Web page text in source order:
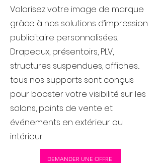
Valorisez votre image de marque
grâce à nos solutions d’impression
publicitaire personnalisées.
Drapeaux, présentoirs, PLV,
structures suspendues, affiches...
tous nos supports sont conçus
pour booster votre visibilité sur les
salons, points de vente et
événements en extérieur ou
intérieur.
DEMANDER UNE OFFRE